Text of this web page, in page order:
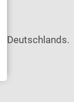
Deutschlands.